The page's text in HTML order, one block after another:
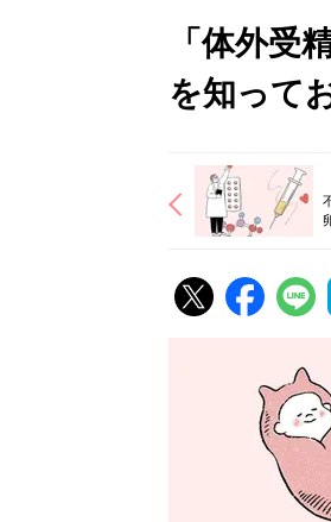
「体外受
を知って